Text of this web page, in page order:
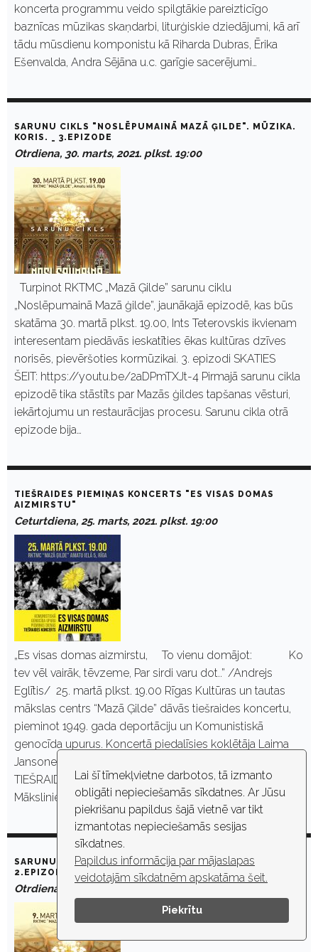
Lai šī tīmekļvietne darbotos, tā izmanto
obligāti nepieciešamās sīkdatnes. Ar Jūsu
piekrišanu papildus šajā vietnē var tikt
izmantotas nepieciešamās sesijas
sīkdatnes.
Papildus informācija par mājaslapas
veidotajām sīkdatnēm apskatāma šeit.
Piekrītu
koncerta programmu veido spilgtākie pareizticīgo
baznīcas mūzikas skaņdarbi, liturģiskie dziedājumi, kā arī
tādu mūsdienu komponistu kā Riharda Dubras, Ērika
Ešenvalda, Andra Sējāna u.c. garīgie sacerējumi…
SARUNU CIKLS "NOSLĒPUMAINĀ MAZĀ ĢILDE". MŪZIKA.
KORIS. _ 3.EPIZODE
Otrdiena, 30. marts, 2021. plkst. 19:00
Turpinot RKTMC „Mazā Ģilde” sarunu ciklu
„Noslēpumainā Mazā ģilde”, jaunākajā epizodē, kas būs
skatāma 30. martā plkst. 19.00, Ints Teterovskis ikvienam
interesentam piedāvās ieskatīties ēkas kultūras dzīves
norisēs, pievēršoties kormūzikai. 3. epizodi SKATIES
ŠEIT: https://youtu.be/2aDPmTXJt-4 Pirmajā sarunu cikla
epizodē tika stāstīts par Mazās ģildes tapšanas vēsturi,
iekārtojumu un restaurācijas procesu. Sarunu cikla otrā
epizode bija…
TIEŠRAIDES PIEMIŅAS KONCERTS "ES VISAS DOMAS
AIZMIRSTU"
Ceturtdiena, 25. marts, 2021. plkst. 19:00
„Es visas domas aizmirstu, To vienu domājot: Ko
tev vēl vairāk, tēvzeme, Par sirdi varu dot..” /Andrejs
Eglītis/ 25. martā plkst. 19.00 Rīgas Kultūras un tautas
mākslas centrs “Mazā Ģilde” dāvās tiešraides koncertu,
pieminot 1949. gada deportāciju un Komunistiskā
genocīda upurus. Koncertā piedalīsies koklētāja Laima
Jansone un dziedātāja Anta Eņģele. KONCERTA
TIEŠRAIDE ŠEIT: https://youtu.be/mH6dhZTNdfY
Mākslinieces…
SARUNU CIKLS „NOSLĒPUMAINĀ MAZĀ ĢILDE”. DEJA. _
2.EPIZODE
Otrdiena, 9. marts, 2021. plkst. 19:00